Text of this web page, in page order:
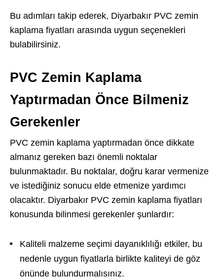
Bu adımları takip ederek, Diyarbakır PVC zemin
kaplama fiyatları arasında uygun seçenekleri
bulabilirsiniz.
PVC Zemin Kaplama
Yaptırmadan Önce Bilmeniz
Gerekenler
PVC zemin kaplama yaptırmadan önce dikkate
almanız gereken bazı önemli noktalar
bulunmaktadır. Bu noktalar, doğru karar vermenize
ve istediğiniz sonucu elde etmenize yardımcı
olacaktır. Diyarbakır PVC zemin kaplama fiyatları
konusunda bilinmesi gerekenler şunlardır:
Kaliteli malzeme seçimi dayanıklılığı etkiler, bu
nedenle uygun fiyatlarla birlikte kaliteyi de göz
önünde bulundurmalısınız.